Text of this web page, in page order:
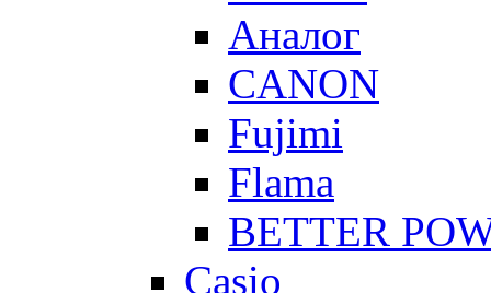
Аналог
CANON
Fujimi
Flama
BETTER
Casio